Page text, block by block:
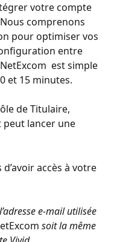
votre compte
comprenons
pour optimiser vos
entre
est simple
et 15 minutes.
de Titulaire,
peut lancer une
accès à votre
e-mail utilisée
soit la même